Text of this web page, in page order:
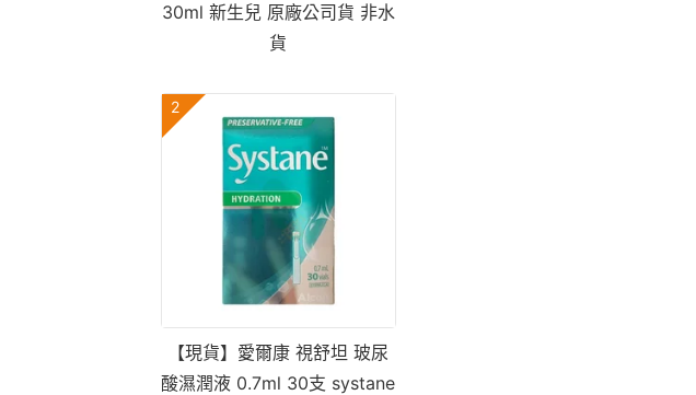
30ml 新生兒 原廠公司貨 非水
貨
2
【現貨】愛爾康 視舒坦 玻尿
酸濕潤液 0.7ml 30支 systane